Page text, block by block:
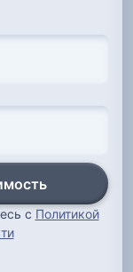
с Политикой